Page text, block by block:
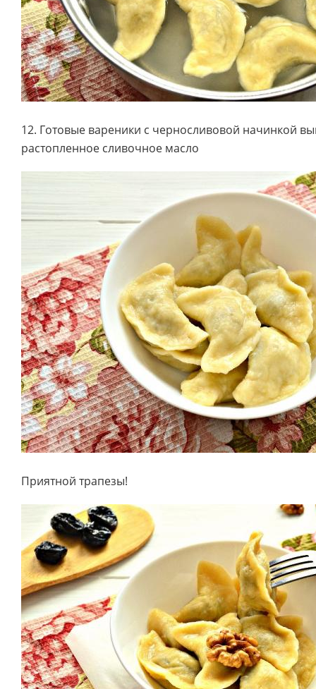
12. Готовые вареники с черносливовой начинкой
растопленное сливочное масло
Приятной трапезы!